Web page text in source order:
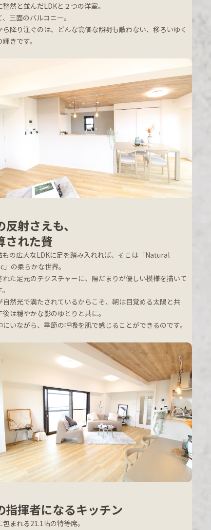
整然と並んだLDKと２つの洋室。
三面のバルコニー。
ら降り注ぐのは、どんな高価な照明も敵わない、移ろいゆく
きです。
反射さえも、
された贅
もの広大なLDKに足を踏み入れれば、そこは「Natural
の柔らかな世界。
れた足元のテクスチャーに、陽だまりが優しい模様を描いて
自然光で満たされているからこそ、朝は目覚める太陽と共
後は穏やかな影のゆとりと共に。
にいながら、季節の呼吸を肌で感じることができるのです。
指揮者になるキッチン
包まれる21.1帖の特等席。